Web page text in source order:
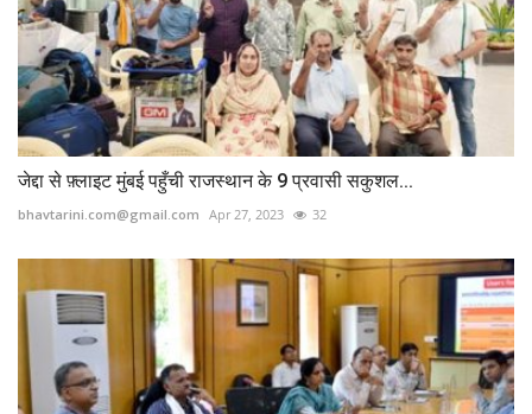
जेद्दा से फ़्लाइट मुंबई पहुँची राजस्थान के 9 प्रवासी सकुशल...
bhavtarini.com@gmail.com Apr 27, 2023 32